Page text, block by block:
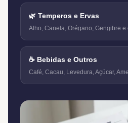
🌿 Temperos e Ervas
Alho, Canela, Orégano, Gengibre e
☕ Bebidas e Outros
Café, Cacau, Levedura, Açúcar,